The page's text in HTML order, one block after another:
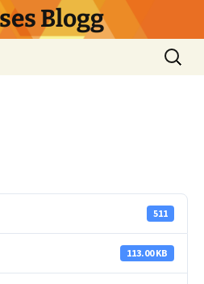
Blogg
Sök
efter:
511
113.00 KB